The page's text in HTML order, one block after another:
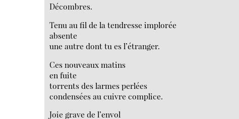
Décombres.
Tenu au fil de la tendresse implorée
absente
une autre dont tu es l’étranger.
Ces nouveaux matins
en fuite
torrents des larmes perlées
condensées au cuivre complice.
Joie grave de l’envol